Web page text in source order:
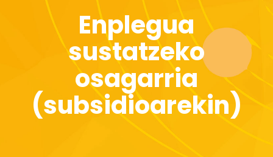
Enplegua
sustatzeko
osagarria
(subsidioarekin)